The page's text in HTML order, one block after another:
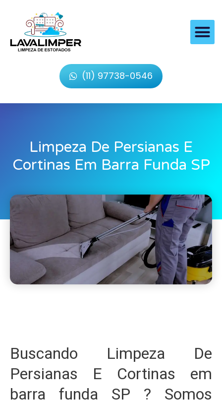
(11) 97738-0546
Limpeza De Persianas E
Cortinas Em Barra Funda SP
Buscando Limpeza De
Persianas E Cortinas em
barra funda SP ? Somos